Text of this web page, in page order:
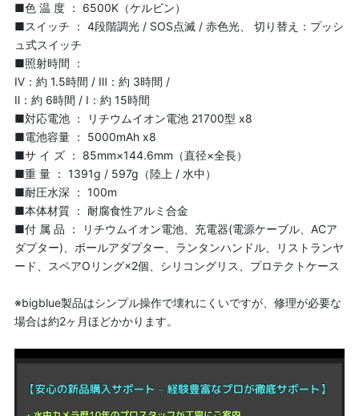
■色 温 度 ： 6500K（ケルビン）
■スイッチ ： 4段階調光 / SOS点滅 / 赤色光、 切り替え：プッシ
ュ式スイッチ
■照射時間 ：
Ⅳ：約 1.5時間 / Ⅲ：約 3時間 /
Ⅱ：約 6時間 / Ⅰ：約 15時間
■対応電池 ： リチウムイオン電池 21700型 x8
■電池容量 ： 5000mAh x8
■サ イ ズ ： 85mm×144.6mm（直径×全長）
■重 量 ： 1391g / 597g（陸上 / 水中）
■耐圧水深 ： 100m
■本体材質 ： 耐腐食性アルミ合金
■付 属 品 ： リチウムイオン電池、充電器(電源ケーブル、ACア
ダプター)、ボールアダプター、ランタンハンドル、リストランヤ
ード、スペアOリング×2個、シリコングリス、プロテクトケース
※bigblue製品はシンプル操作で壊れにくいですが、修理が必要な
場合は約2ヶ月ほどかかります。